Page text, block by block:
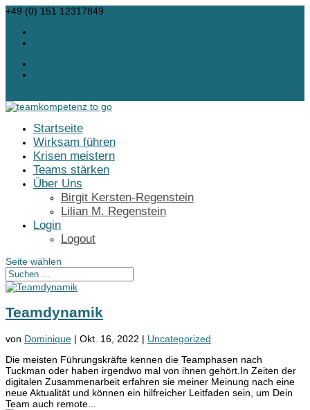
+49 (0) 151 12317849
Startseite
Wirksam führen
Krisen meistern
Teams stärken
Über Uns
Birgit Kersten-Regenstein
Lilian M. Regenstein
Login
Logout
Seite wählen
Teamdynamik
von Dominique | Okt. 16, 2022 | Uncategorized
Die meisten Führungskräfte kennen die Teamphasen nach
Tuckman oder haben irgendwo mal von ihnen gehört.In Zeiten der
digitalen Zusammenarbeit erfahren sie meiner Meinung nach eine
neue Aktualität und können ein hilfreicher Leitfaden sein, um Dein
Team auch remote...